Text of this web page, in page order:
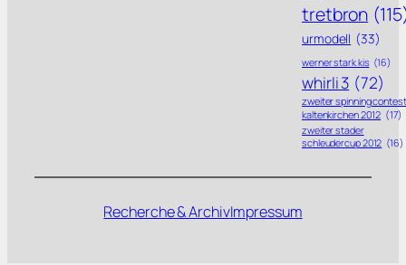
tretbron
urmodell (33)
werner stark kis (16)
whirli 3 (72)
zweiter spinning contest
kaltenkirchen 2012 (17)
zweiter stader
schleudercup 2012 (16)
Recherche & ArchivImpressum